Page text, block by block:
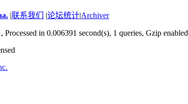
|联系我们 |论坛统计|Archiver
Processed in 0.006391 second(s), 1 queries, Gzip enabled